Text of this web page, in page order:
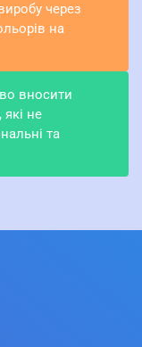
через
на
вносити
не
та